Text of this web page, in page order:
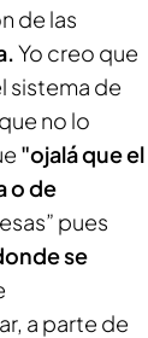
de las
Yo creo que
sistema de
no lo
"ojalá que el
o de
pues
se
a parte de